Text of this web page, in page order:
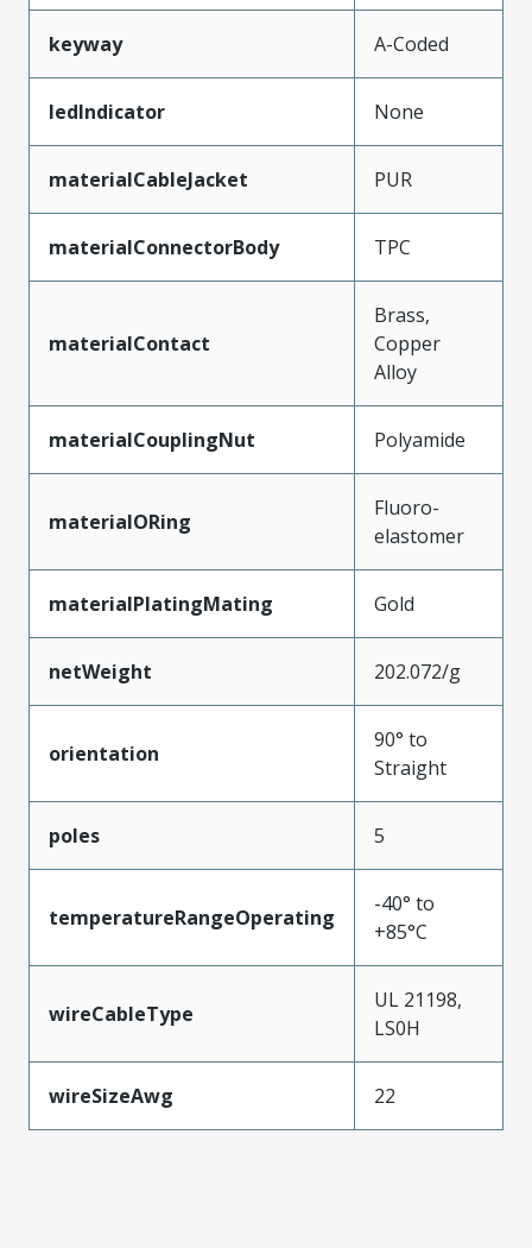
keyway A-Coded
ledIndicator None
materialCableJacket PUR
materialConnectorBody TPC
materialContact
Brass,
Copper
Alloy
materialCouplingNut Polyamide
materialORing
Fluoro-
elastomer
materialPlatingMating Gold
netWeight 202.072/g
orientation
90° to
Straight
poles 5
temperatureRangeOperating
-40° to
+85°C
wireCableType
UL 21198,
LS0H
wireSizeAwg 22